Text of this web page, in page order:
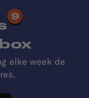
9
elke week de